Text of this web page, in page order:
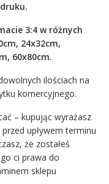
3:4 w różnych
24x32cm,
60x80cm.
ilościach na
komercyjnego.
– kupując wyrażasz
upływem terminu
że zostałeś
ci prawa do
sklepu